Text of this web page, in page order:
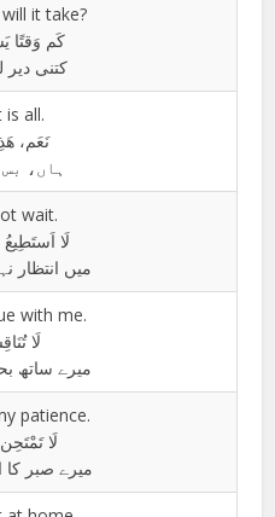
it take?
کَم وَقتًا
کتنی
is all.
نَعَم،
ہاں،
wait.
لَا
میں انتظار
with me.
لَا
میرے ساتھ
patience.
لَا
میرے صبر کا